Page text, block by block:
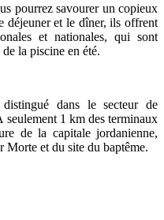
pourrez savourer un copieux
déjeuner et le dîner, ils offrent
et nationales, qui sont
la piscine en été.
dans le secteur de
1 km des terminaux
de la capitale jordanienne,
et du site du baptême.